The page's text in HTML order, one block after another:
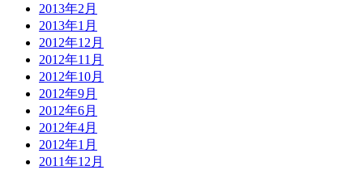
2013年2月
2013年1月
2012年12月
2012年11月
2012年10月
2012年9月
2012年6月
2012年4月
2012年1月
2011年12月